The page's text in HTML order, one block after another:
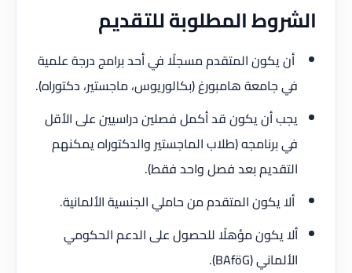
الشروط المطلوبة للتقديم
أن يكون المتقدم مسجلًا في أحد برامج درجة علمية
في جامعة هامبورغ (بكالوريوس، ماجستير، دكتوراه).
يجب أن يكون قد أكمل فصلين دراسيين على الأقل
في برنامجه (طلاب الماجستير والدكتوراه يمكنهم
التقديم بعد فصل واحد فقط).
ألا يكون المتقدم من حاملي الجنسية الألمانية.
ألا يكون مؤهلًا للحصول على الدعم الحكومي
الألماني (BAföG).